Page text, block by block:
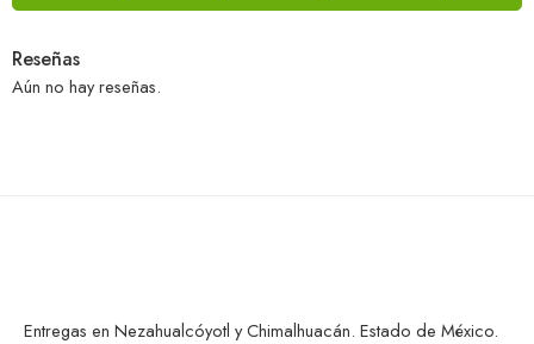
Reseñas
Aún no hay reseñas.
Entregas en Nezahualcóyotl y Chimalhuacán. Estado de México.